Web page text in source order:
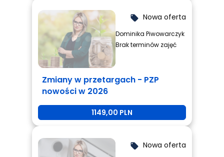
local_offer Nowa oferta
Dominika Piwowarczyk
Brak terminów zajęć
Zmiany w przetargach - PZP
nowości w 2026
1149,00 PLN
local_offer Nowa oferta